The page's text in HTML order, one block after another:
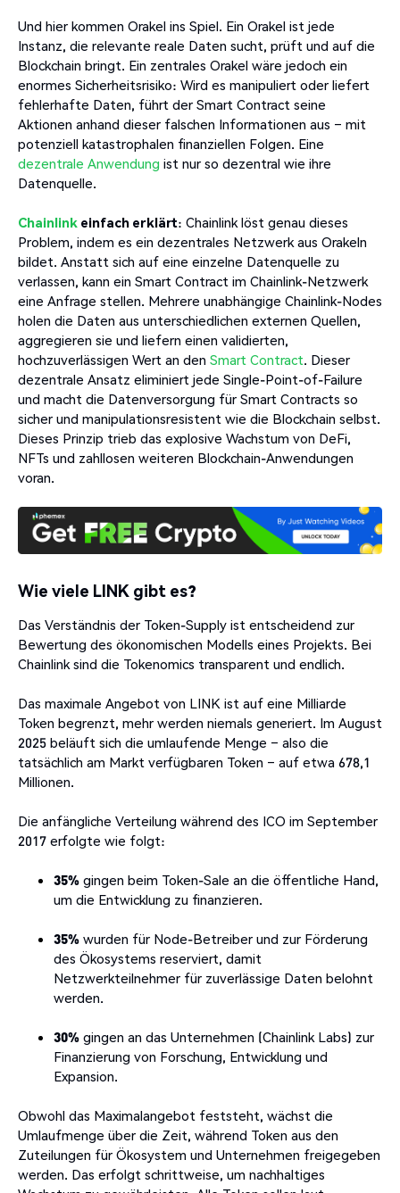
Und hier kommen Orakel ins Spiel. Ein Orakel ist jede
Instanz, die relevante reale Daten sucht, prüft und auf die
Blockchain bringt. Ein zentrales Orakel wäre jedoch ein
enormes Sicherheitsrisiko: Wird es manipuliert oder liefert
fehlerhafte Daten, führt der Smart Contract seine
Aktionen anhand dieser falschen Informationen aus – mit
potenziell katastrophalen finanziellen Folgen. Eine
dezentrale Anwendung ist nur so dezentral wie ihre
Datenquelle.
Chainlink einfach erklärt: Chainlink löst genau dieses
Problem, indem es ein dezentrales Netzwerk aus Orakeln
bildet. Anstatt sich auf eine einzelne Datenquelle zu
verlassen, kann ein Smart Contract im Chainlink-Netzwerk
eine Anfrage stellen. Mehrere unabhängige Chainlink-Nodes
holen die Daten aus unterschiedlichen externen Quellen,
aggregieren sie und liefern einen validierten,
hochzuverlässigen Wert an den Smart Contract. Dieser
dezentrale Ansatz eliminiert jede Single-Point-of-Failure
und macht die Datenversorgung für Smart Contracts so
sicher und manipulationsresistent wie die Blockchain selbst.
Dieses Prinzip trieb das explosive Wachstum von DeFi,
NFTs und zahllosen weiteren Blockchain-Anwendungen
voran.
Wie viele LINK gibt es?
Das Verständnis der Token-Supply ist entscheidend zur
Bewertung des ökonomischen Modells eines Projekts. Bei
Chainlink sind die Tokenomics transparent und endlich.
Das maximale Angebot von LINK ist auf eine Milliarde
Token begrenzt, mehr werden niemals generiert. Im August
2025 beläuft sich die umlaufende Menge – also die
tatsächlich am Markt verfügbaren Token – auf etwa 678,1
Millionen.
Die anfängliche Verteilung während des ICO im September
2017 erfolgte wie folgt:
35% gingen beim Token-Sale an die öffentliche Hand,
um die Entwicklung zu finanzieren.
35% wurden für Node-Betreiber und zur Förderung
des Ökosystems reserviert, damit
Netzwerkteilnehmer für zuverlässige Daten belohnt
werden.
30% gingen an das Unternehmen (Chainlink Labs) zur
Finanzierung von Forschung, Entwicklung und
Expansion.
Obwohl das Maximalangebot feststeht, wächst die
Umlaufmenge über die Zeit, während Token aus den
Zuteilungen für Ökosystem und Unternehmen freigegeben
werden. Das erfolgt schrittweise, um nachhaltiges